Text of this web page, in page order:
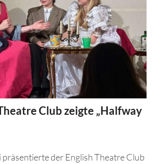
Club zeigte „Halfway
präsentierte der English Theatre Club